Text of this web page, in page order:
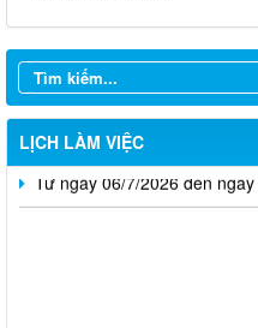
LỊCH LÀM VIỆC
Từ ngày 27/7/2026 đến
Từ ngày 20/7/2026 đến
Từ ngày 13/7/2026 đến
Từ ngày 06/7/2026 đến